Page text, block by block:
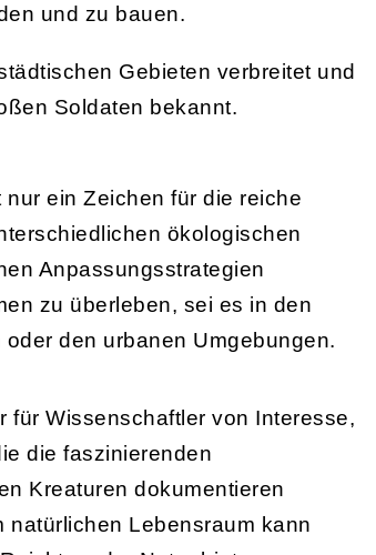
und zu bauen.
Gebieten verbreitet und
Soldaten bekannt.
ein Zeichen für die reiche
ökologischen
Anpassungsstrategien
zu überleben, sei es in den
den urbanen Umgebungen.
für Wissenschaftler von Interesse,
die faszinierenden
Kreaturen dokumentieren
natürlichen Lebensraum kann